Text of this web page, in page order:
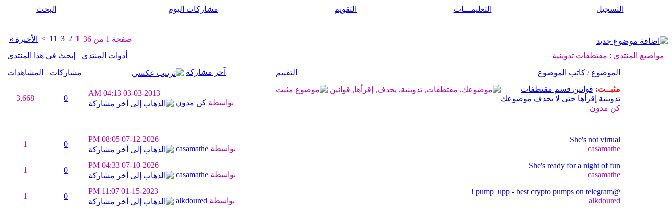
التسجيل
التعليمـــات التقويم مشاركات اليوم البحث
صفحة 1 من 36 1
2
3
11
> الأخيرة »
مواضيع المنتدى : مقتطفات تدوينية أدوات المنتدى
إبحث في هذا المنتدى
التقييم
الموضوع / كاتب الموضوع آخر مشاركة مشاركات
المشاهدات
مثبــت: قوانين قسم مقتطفات
تدوينية إقرأها حتى لا يحذف موضوعك
كن مدون
03-03-2013
04:13 AM
بواسطة كن مدون
0
3,668
She's not virtual
casamathe
07-12-2026
08:05 PM
بواسطة casamathe
0
1
She's ready for a night of fun
casamathe
07-10-2026
04:33 PM
بواسطة casamathe
0
1
@pump_upp - best crypto pumps on telegram !
alkdoured
01-15-2023
11:07 PM
بواسطة alkdoured
0
1